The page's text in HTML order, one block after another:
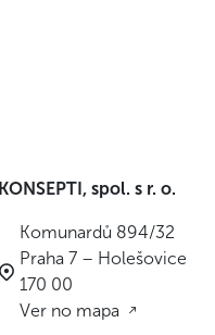
spol. s r. o.
Komunardů 894/32
Praha 7 – Holešovice
170 00
Ver no mapa